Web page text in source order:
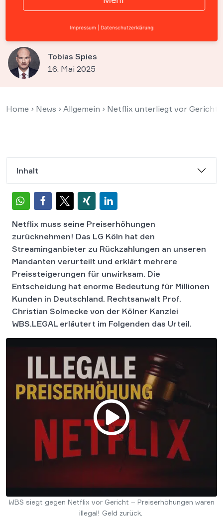
Preiserhöhungen für
rechtswidrig
Tobias Spies
16. Mai 2025
Home › News › Allgemein › Netflix unterliegt vor Gericht:
Inhalt
Netflix muss seine Preiserhöhungen
zurücknehmen! Das LG Köln hat den
Streaminganbieter zu Rückzahlungen an unseren
Mandanten verurteilt und erklärt mehrere
Preissteigerungen für unwirksam. Die
Entscheidung hat enorme Bedeutung für Millionen
Kunden in Deutschland. Rechtsanwalt Prof.
Christian Solmecke von der Kölner Kanzlei
WBS.LEGAL erläutert im Folgenden das Urteil.
WBS siegt gegen Netflix vor Gericht – Preiserhöhungen waren
illegal! Geld zurück.
Impressum Datenschutzerklärung